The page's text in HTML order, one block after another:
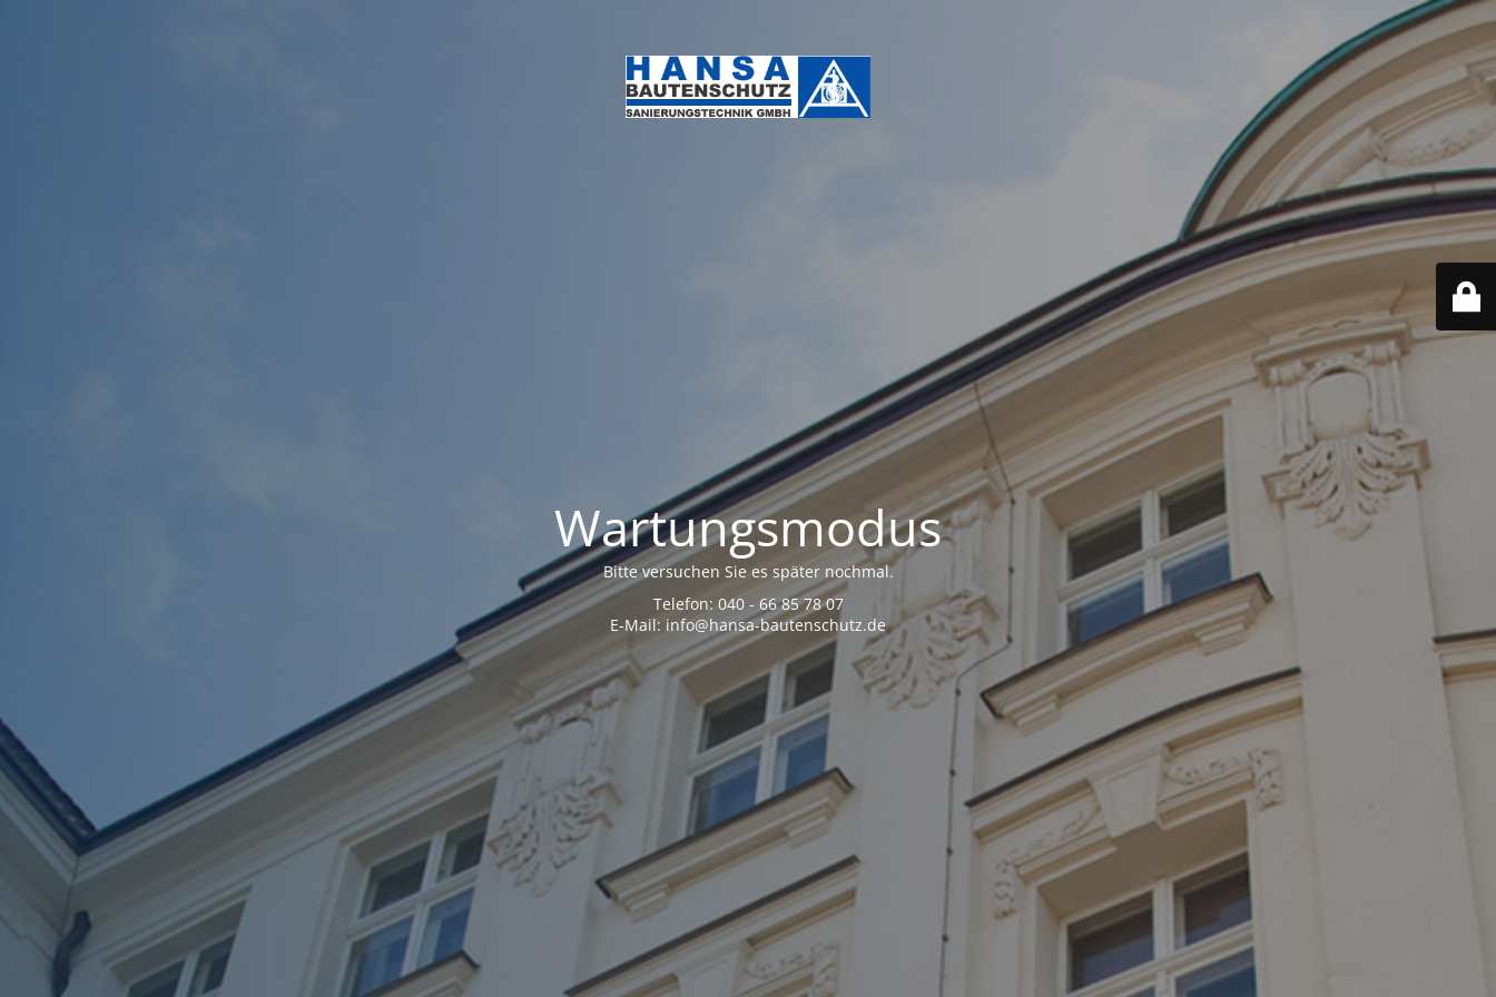
Wartungsmodus
Bitte versuchen Sie es später nochmal.
Telefon: 040 - 66 85 78 07
E-Mail: info@hansa-bautenschutz.de